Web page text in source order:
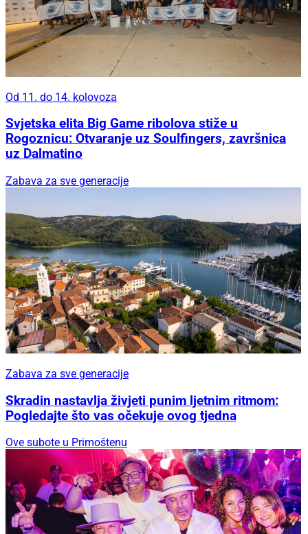
Od 11. do 14. kolovoza
Svjetska elita Big Game ribolova stiže u
Rogoznicu: Otvaranje uz Soulfingers, završnica
uz Dalmatino
Zabava za sve generacije
Zabava za sve generacije
Skradin nastavlja živjeti punim ljetnim ritmom:
Pogledajte što vas očekuje ovog tjedna
Ove subote u Primoštenu